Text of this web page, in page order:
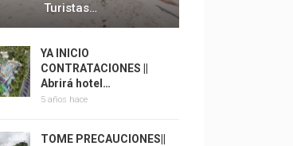
Turistas…
YA INICIO
CONTRATACIONES ||
Abrirá hotel…
5 años hace
TOME PRECAUCIONES||